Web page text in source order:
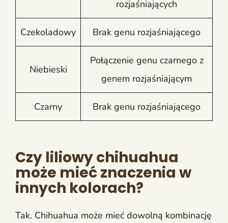
rozjaśniających
Czekoladowy Brak genu rozjaśniającego
Niebieski
Połączenie genu czarnego z
genem rozjaśniającym
Czarny Brak genu rozjaśniającego
Czy liliowy chihuahua
może mieć znaczenia w
innych kolorach?
Tak. Chihuahua może mieć dowolną kombinację